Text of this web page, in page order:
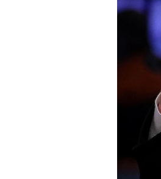
Kontakt